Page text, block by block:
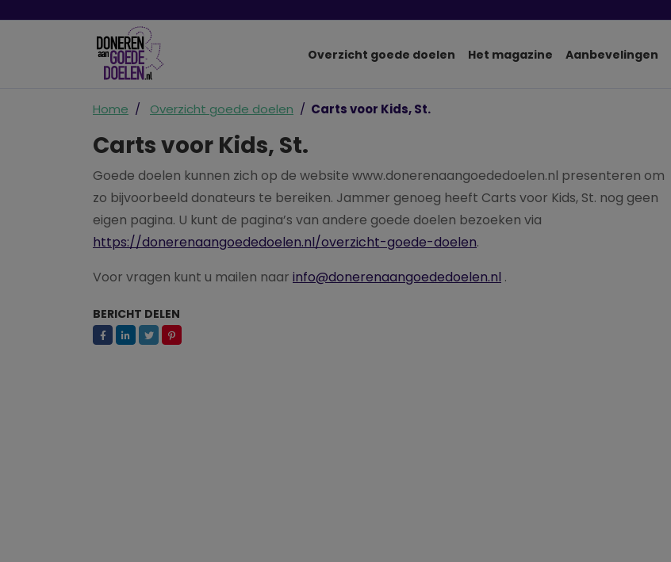
Overzicht goede doelen Het magazine Aanbevelingen
Home Overzicht goede doelen Carts voor Kids, St.
Carts voor Kids, St.
Goede doelen kunnen zich op de website www.donerenaangoededoelen.nl presenteren om
zo bijvoorbeeld donateurs te bereiken. Jammer genoeg heeft Carts voor Kids, St. nog geen
eigen pagina. U kunt de pagina’s van andere goede doelen bezoeken via
https://donerenaangoededoelen.nl/overzicht-goede-doelen.
Voor vragen kunt u mailen naar info@donerenaangoededoelen.nl .
BERICHT DELEN